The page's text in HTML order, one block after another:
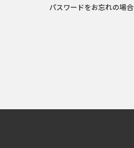
パスワードをお忘れの場合